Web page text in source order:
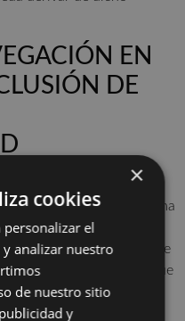
EN
DE
disponibilidad y
o Servicios. Gema
funcionamiento del
ni garantiza que
a ser ininterrumpido o que
×
cookies
el
analizar nuestro
de nuestro sitio
y